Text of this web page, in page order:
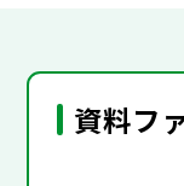
資料フ